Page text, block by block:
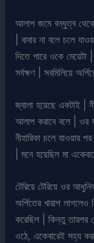
আলাপ জমে বন্ধুত্ব থেকে
| বাবার না বলে চলে
দিতে পারে ওকে
সর্বক্ষণ | সবমিলিয়ে
জ্বালা হয়েছে একটাই |
আলাপ করাবে বলে | ওর
নীহারিকা চলে যাওয়ার
| মনে হয়েছিল মা
টেরিয়ে টেরিয়ে ওর
অর্পিতের খারাপ
করেছিল | কিন্তু তারপর
ওঠে, একেবারেই সহ্য